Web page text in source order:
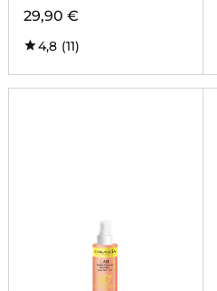
29,90 €
4,8 (11)